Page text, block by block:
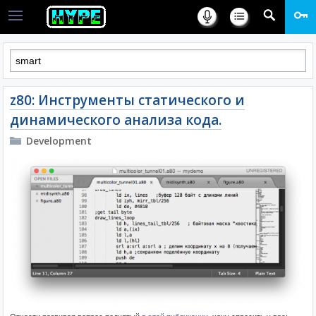
z80: Инструменты статического и
динамического анализа кода.
Development